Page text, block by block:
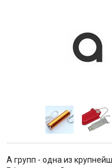
А групп - одна из